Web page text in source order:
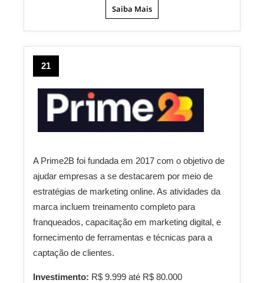
Saiba Mais
21
A Prime2B foi fundada em 2017 com o objetivo de
ajudar empresas a se destacarem por meio de
estratégias de marketing online. As atividades da
marca incluem treinamento completo para
franqueados, capacitação em marketing digital, e
fornecimento de ferramentas e técnicas para a
captação de clientes.
Investimento: R$ 9.999 até R$ 80.000